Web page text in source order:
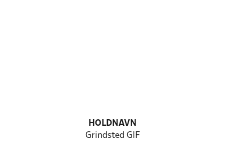
HOLDNAVN
Grindsted GIF